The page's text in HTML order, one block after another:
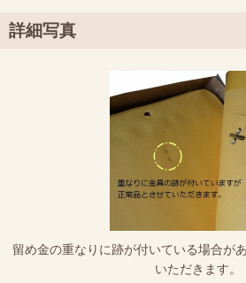
詳細写真
留め金の重なりに跡が付いている場合が
いただきます。